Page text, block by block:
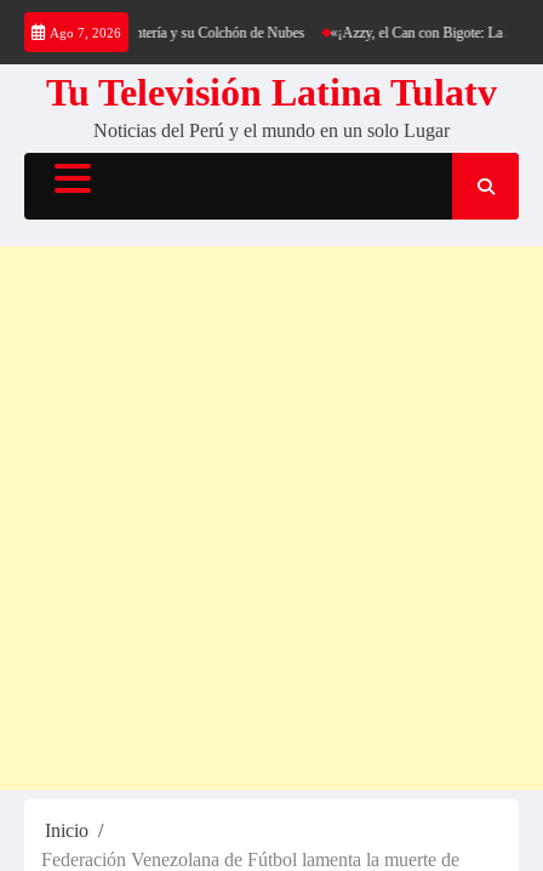
Saltar
contenido
Ago 7, 2026
al Cerro Cantería y su Colchón de Nubes «¡Azzy, el Can con Bigote: La
Tu Televisión Latina Tulatv
Noticias del Perú y el mundo en un solo Lugar
Inicio
Federación Venezolana de Fútbol lamenta la muerte de